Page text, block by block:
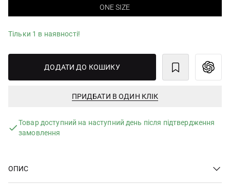
ONE SIZE
Тільки 1 в наявності!
ДОДАТИ ДО КОШИКУ
ПРИДБАТИ В ОДИН КЛІК
Товар доступний на наступний день після підтвердження
замовлення
ОПИС